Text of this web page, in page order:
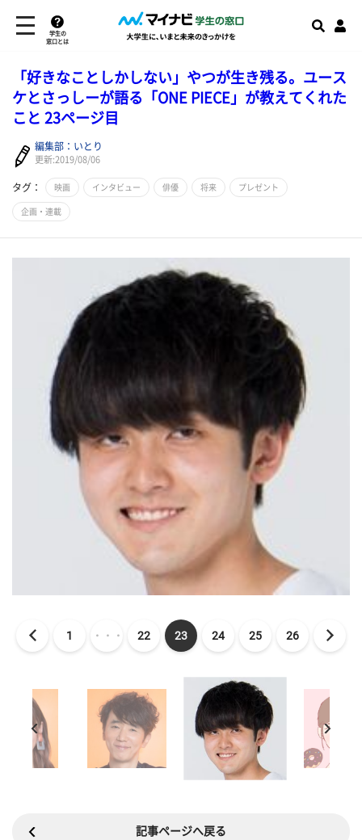
学生の
窓口とは
「好きなことしかしない」やつが生き残る。ユース
ケとさっしーが語る「ONE PIECE」が教えてくれた
こと 23ページ目
編集部：いとり
更新:2019/08/06
タグ： 映画 インタビュー 俳優 将来 プレゼント
企画・連載
1 ・・・ 22 23 24 25 26
記事ページへ戻る